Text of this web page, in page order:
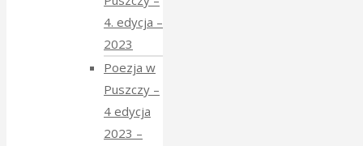
4. edycja –
2023
Poezja w
Puszczy –
4 edycja
2023 –